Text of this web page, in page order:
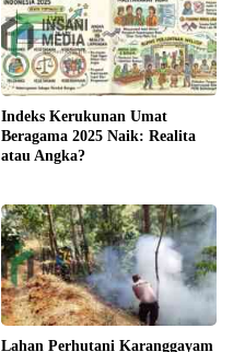
Indeks Kerukunan Umat
Beragama 2025 Naik: Realita
atau Angka?
Lahan Perhutani Karanggayam